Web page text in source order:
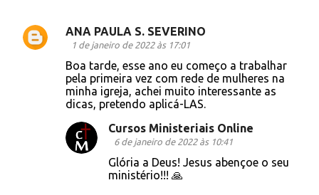
C
ANA PAULA S. SEVERINO
1 de janeiro de 2022 às 17:01
Boa tarde, esse ano eu começo a trabalhar
pela primeira vez com rede de mulheres na
minha igreja, achei muito interessante as
dicas, pretendo aplicá-LAS.
Cursos Ministeriais Online
6 de janeiro de 2022 às 10:41
Glória a Deus! Jesus abençoe o seu
ministério!!! 🙏